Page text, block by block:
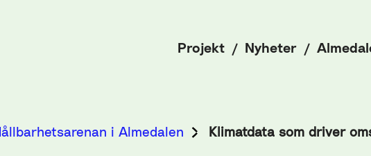
Projekt Nyheter
i Almedalen Klimatdata som driver